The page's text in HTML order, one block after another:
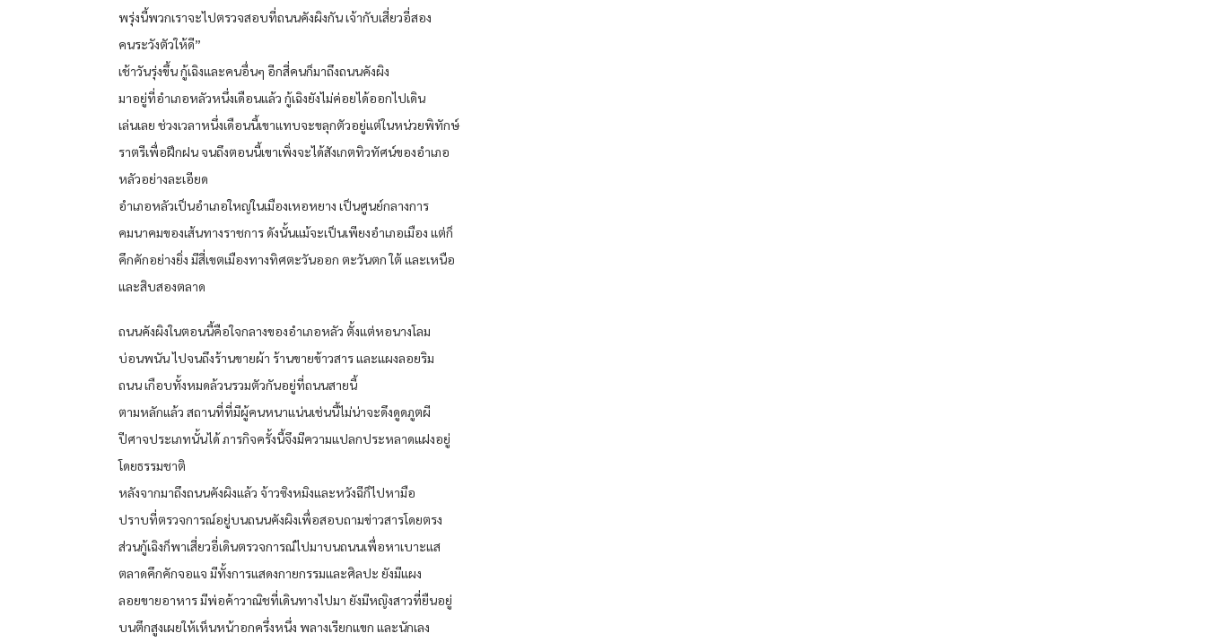
พรุ่งนี้พวกเราจะไปตรวจสอบที่ถนนคังผิงกัน เจ้ากับเสี่ยวอี่สอง
คนระวังตัวให้ดี”
เช้าวันรุ่งขึ้น กู้เฉิงและคนอื่นๆ อีกสี่คนก็มาถึงถนนคังผิง
มาอยู่ที่อำเภอหลัวหนึ่งเดือนแล้ว กู้เฉิงยังไม่ค่อยได้ออกไปเดิน
เล่นเลย ช่วงเวลาหนึ่งเดือนนี้เขาแทบจะขลุกตัวอยู่แต่ในหน่วยพิทักษ์
ราตรีเพื่อฝึกฝน จนถึงตอนนี้เขาเพิ่งจะได้สังเกตทิวทัศน์ของอำเภอ
หลัวอย่างละเอียด
อำเภอหลัวเป็นอำเภอใหญ่ในเมืองเหอหยาง เป็นศูนย์กลางการ
คมนาคมของเส้นทางราชการ ดังนั้นแม้จะเป็นเพียงอำเภอเมือง แต่ก็
คึกคักอย่างยิ่ง มีสี่เขตเมืองทางทิศตะวันออก ตะวันตก ใต้ และเหนือ
และสิบสองตลาด
ถนนคังผิงในตอนนี้คือใจกลางของอำเภอหลัว ตั้งแต่หอนางโลม
บ่อนพนัน ไปจนถึงร้านขายผ้า ร้านขายข้าวสาร และแผงลอยริม
ถนน เกือบทั้งหมดล้วนรวมตัวกันอยู่ที่ถนนสายนี้
ตามหลักแล้ว สถานที่ที่มีผู้คนหนาแน่นเช่นนี้ไม่น่าจะดึงดูดภูตผี
ปีศาจประเภทนั้นได้ ภารกิจครั้งนี้จึงมีความแปลกประหลาดแฝงอยู่
โดยธรรมชาติ
หลังจากมาถึงถนนคังผิงแล้ว จ้าวซิงหมิงและหวังฉีก็ไปหามือ
ปราบที่ตรวจการณ์อยู่บนถนนคังผิงเพื่อสอบถามข่าวสารโดยตรง
ส่วนกู้เฉิงก็พาเสี่ยวอี่เดินตรวจการณ์ไปมาบนถนนเพื่อหาเบาะแส
ตลาดคึกคักจอแจ มีทั้งการแสดงกายกรรมและศิลปะ ยังมีแผง
ลอยขายอาหาร มีพ่อค้าวาณิชที่เดินทางไปมา ยังมีหญิงสาวที่ยืนอยู่
บนตึกสูงเผยให้เห็นหน้าอกครึ่งหนึ่ง พลางเรียกแขก และนักเลง